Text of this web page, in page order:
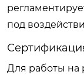
под
Для работы